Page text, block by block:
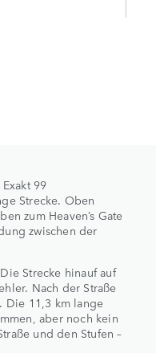
99
Strecke. Oben
zum Heaven’s Gate
zwischen der
Strecke hinauf auf
Nach der Straße
Die 11,3 km lange
aber noch kein
und den Stufen –